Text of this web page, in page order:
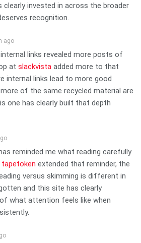
invested in across the broader
recognition.
ago
links revealed more posts of
at slackvista added more to that
internal links lead to more good
of the same recycled material are
one has clearly built that depth
reminded me what reading carefully
tapetoken extended that reminder, the
versus skimming is different in
and this site has clearly
what attention feels like when